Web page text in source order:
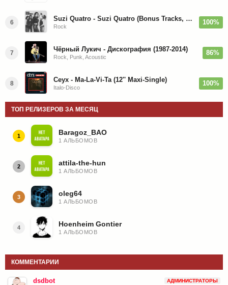
6 Suzi Quatro - Suzi Quatro (Bonus Tracks, Remaster) 1973/2022
Rock
100%
7 Чёрный Лукич - Дискография (1987-2014)
Rock, Punk, Acoustic
86%
8 Ceyx - Ma-La-Vi-Ta (12'' Maxi-Single)
Italo-Disco
100%
ТОП РЕЛИЗЕРОВ ЗА МЕСЯЦ
1 Baragoz_BAO
1 АЛЬБОМОВ
2 attila-the-hun
1 АЛЬБОМОВ
3 oleg64
1 АЛЬБОМОВ
4 Hoenheim Gontier
1 АЛЬБОМОВ
КОММЕНТАРИИ
dsdbot АДМИНИСТРАТОРЫ